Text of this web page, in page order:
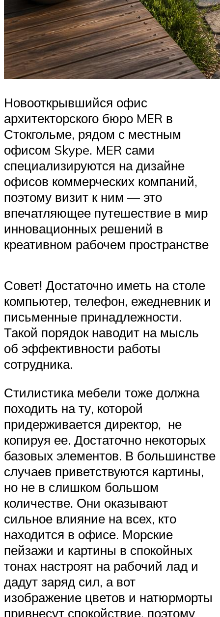
Новооткрывшийся офис
архитекторского бюро MER в
Стокгольме, рядом с местным
офисом Skype. MER сами
специализируются на дизайне
офисов коммерческих компаний,
поэтому визит к ним — это
впечатляющее путешествие в мир
инновационных решений в
креативном рабочем пространстве
Совет! Достаточно иметь на столе
компьютер, телефон, ежедневник и
письменные принадлежности.
Такой порядок наводит на мысль
об эффективности работы
сотрудника.
Стилистика мебели тоже должна
походить на ту, которой
придерживается директор, не
копируя ее. Достаточно некоторых
базовых элементов. В большинстве
случаев приветствуются картины,
но не в слишком большом
количестве. Они оказывают
сильное влияние на всех, кто
находится в офисе. Морские
пейзажи и картины в спокойных
тонах настроят на рабочий лад и
дадут заряд сил, а вот
изображение цветов и натюрморты
привнесут спокойствие, поэтому